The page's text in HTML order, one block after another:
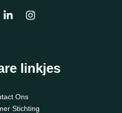
linkjes
Ons
Stichting